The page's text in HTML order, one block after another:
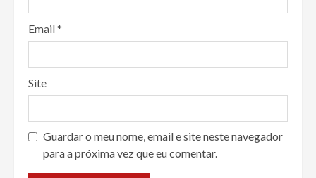
Email*
Site
Guardar o meu nome, email e site neste navegador
para a próxima vez que eu comentar.